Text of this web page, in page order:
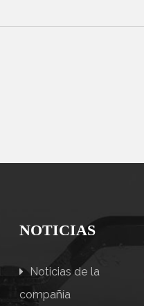
NOTICIAS
Noticias de la
compañía